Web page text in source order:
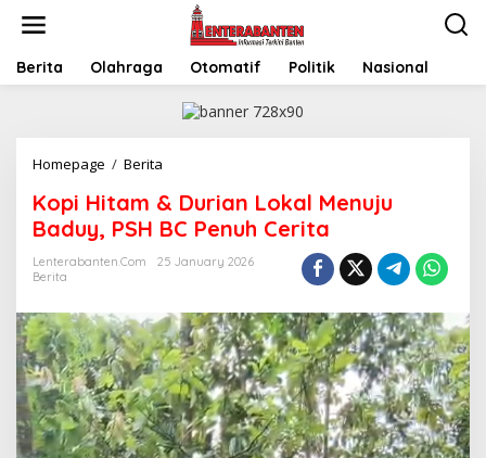
Berita Olahraga Otomatif Politik Nasional
Homepage / Berita
&
Durian
Lokal
Menuju
BC
Penuh
Cerita
Kopi Hitam & Durian Lokal Menuju
Baduy, PSH BC Penuh Cerita
Lenterabanten.com
25 January 2026
Berita